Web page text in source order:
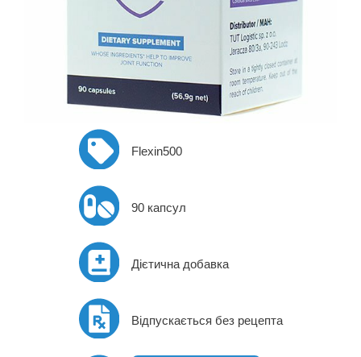
Flexin500
90 капсул
Дієтична добавка
Відпускається без рецепта